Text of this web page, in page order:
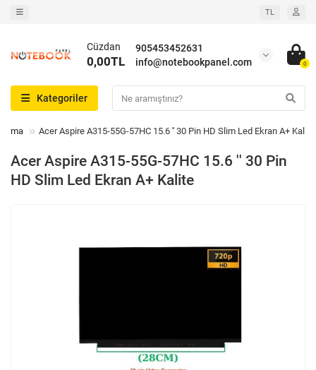
TL
905453452631
info@notebookpanel.com
Cüzdan
0,00TL 0
Kategoriler
Acer Aspire A315-55G-57HC 15.6 '' 30 Pin HD Slim Led Ekran A+ Kalite
Acer Aspire A315-55G-57HC 15.6 '' 30 Pin
HD Slim Led Ekran A+ Kalite